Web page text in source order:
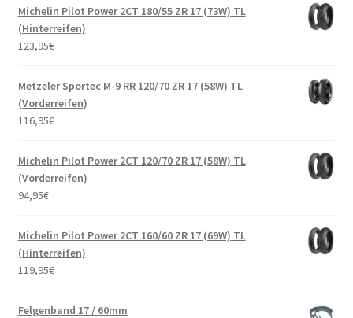
Michelin Pilot Power 2CT 180/55 ZR 17 (73W) TL
(Hinterreifen)
123,95€
Metzeler Sportec M-9 RR 120/70 ZR 17 (58W) TL
(Vorderreifen)
116,95€
Michelin Pilot Power 2CT 120/70 ZR 17 (58W) TL
(Vorderreifen)
94,95€
Michelin Pilot Power 2CT 160/60 ZR 17 (69W) TL
(Hinterreifen)
119,95€
Felgenband 17 / 60mm